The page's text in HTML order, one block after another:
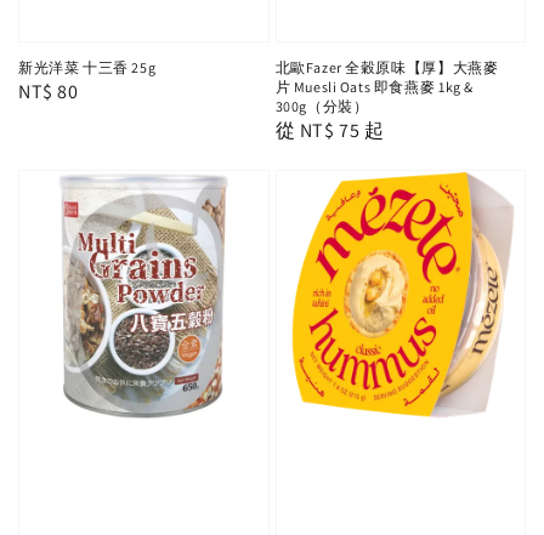
新光洋菜 十三香 25g
Regular
NT$ 80
北歐Fazer 全穀原味【厚】大燕麥
片 Muesli Oats 即食燕麥 1kg &
300g（分裝）
Regular
從 NT$ 75 起